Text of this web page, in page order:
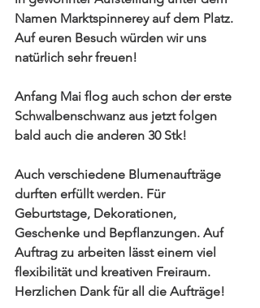
Namen Marktspinnerey auf dem Platz.
Auf euren Besuch würden wir uns
natürlich sehr freuen!
Anfang Mai flog auch schon der erste
Schwalbenschwanz aus jetzt folgen
bald auch die anderen 30 Stk!
Auch verschiedene Blumenaufträge
durften erfüllt werden. Für
Geburtstage, Dekorationen,
Geschenke und Bepflanzungen. Auf
Auftrag zu arbeiten lässt einem viel
flexibilität und kreativen Freiraum.
Herzlichen Dank für all die Aufträge!